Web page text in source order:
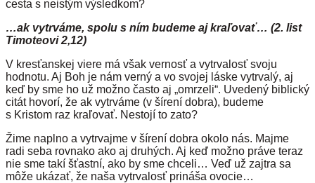
cesta s neistým výsledkom?
…ak vytrváme, spolu s ním budeme aj kraľovať… (2. list
Timoteovi 2,12)
V kresťanskej viere má však vernosť a vytrvalosť svoju
hodnotu. Aj Boh je nám verný a vo svojej láske vytrvalý, aj
keď by sme ho už možno často aj „omrzeli“. Uvedený biblický
citát hovorí, že ak vytrváme (v šírení dobra), budeme
s Kristom raz kraľovať. Nestojí to zato?
Žime naplno a vytrvajme v šírení dobra okolo nás. Majme
radi seba rovnako ako aj druhých. Aj keď možno práve teraz
nie sme takí šťastní, ako by sme chceli… Veď už zajtra sa
môže ukázať, že naša vytrvalosť prináša ovocie…